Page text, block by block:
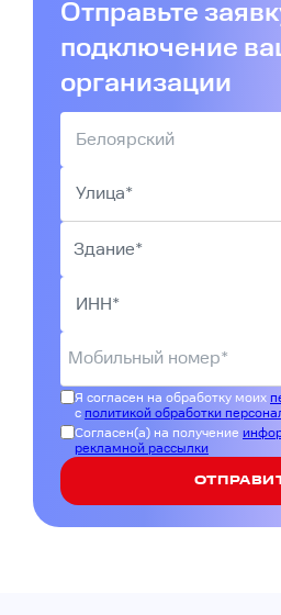
Отправьте
подключение
организации
Я согласен на обработку моих
с политикой обработки
Согласен(а) на получение
рекламной рассылки